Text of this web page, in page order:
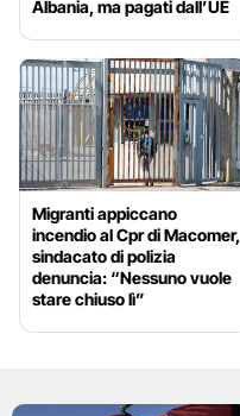
Albania, ma pagati dall’UE
Migranti appiccano
incendio al Cpr di Macomer,
sindacato di polizia
denuncia: “Nessuno vuole
stare chiuso lì”